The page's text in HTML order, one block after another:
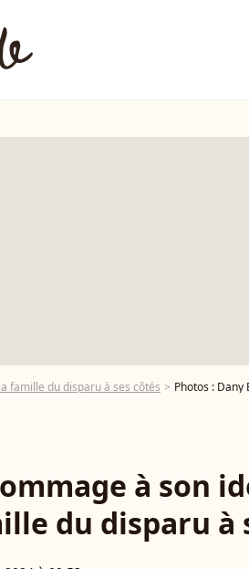
famille du disparu à ses côtés Photos : Dany Boon rend
à son
du disparu à